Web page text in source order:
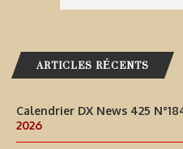
ARTICLES RÉCENTS
Calendrier DX News 425
2026